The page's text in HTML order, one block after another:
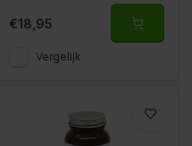
€18,95
Vergelijk